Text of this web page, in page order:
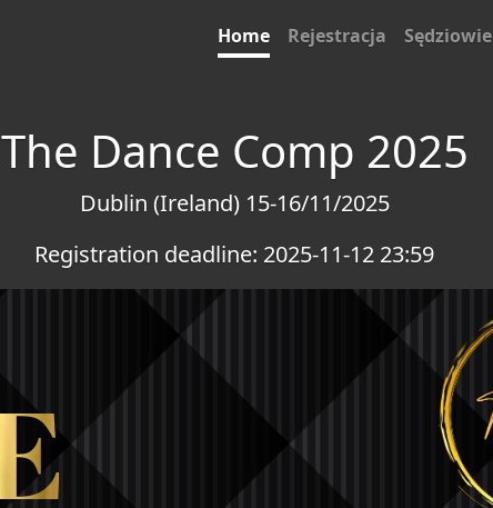
Home Rejestracja Sędziowie
The Dance Comp 2025
Dublin (Ireland) 15-16/11/2025
Registration deadline: 2025-11-12 23:59